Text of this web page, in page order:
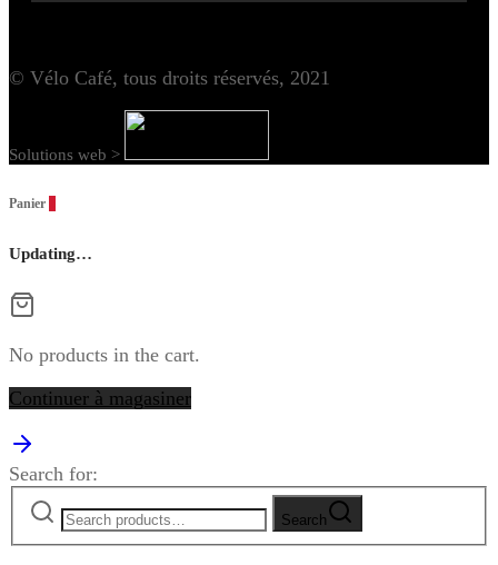
© Vélo Café, tous droits réservés, 2021
Solutions web >
Panier
Updating…
No products in the cart.
Continuer à magasiner
Search for:
Search